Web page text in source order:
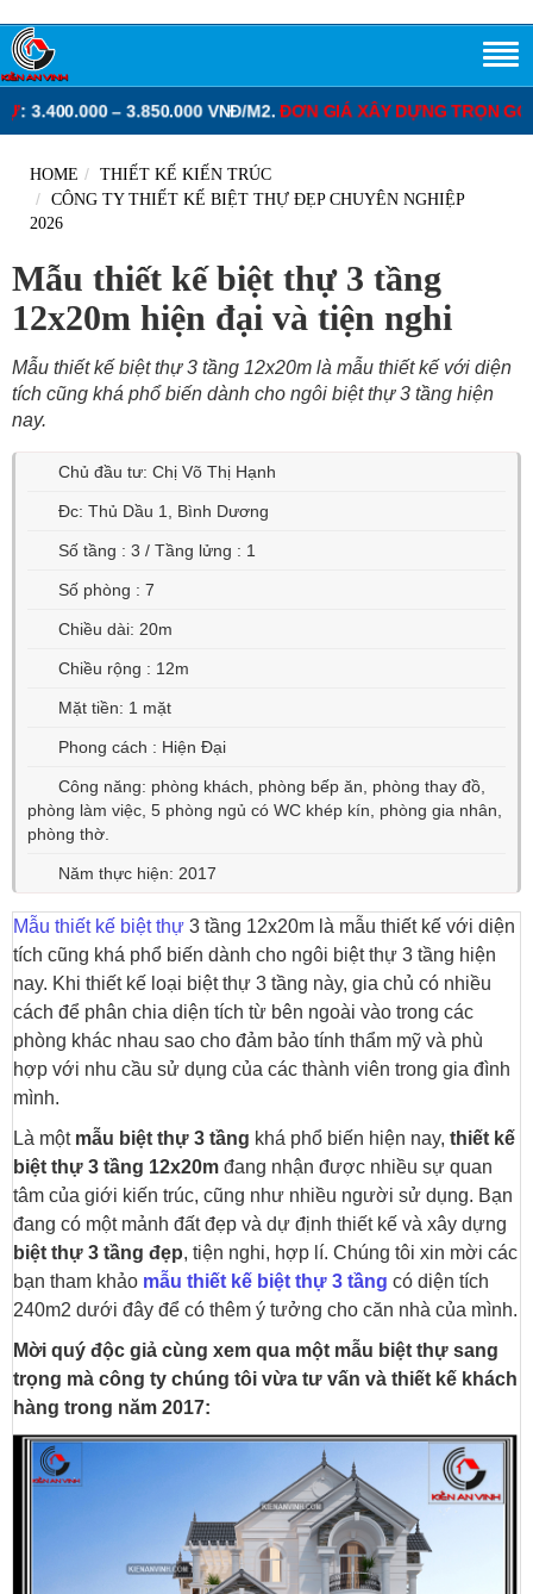
VNĐ/M2.ĐƠN GIÁ XÂY DỰNG TRỌN GÓI NHÀ PHỐ TỪ:
HOME
THIẾT KẾ KIẾN TRÚC
CÔNG TY THIẾT KẾ BIỆT THỰ ĐẸP CHUYÊN NGHIỆP
2026
Mẫu thiết kế biệt thự 3 tầng
12x20m hiện đại và tiện nghi
Mẫu thiết kế biệt thự 3 tầng 12x20m là mẫu thiết kế với diện
tích cũng khá phổ biến dành cho ngôi biệt thự 3 tầng hiện
nay.
Chủ đầu tư: Chị Võ Thị Hạnh
Đc: Thủ Dầu 1, Bình Dương
Số tầng : 3 / Tầng lửng : 1
Số phòng : 7
Chiều dài: 20m
Chiều rộng : 12m
Mặt tiền: 1 mặt
Phong cách : Hiện Đại
Công năng: phòng khách, phòng bếp ăn, phòng thay đồ,
phòng làm việc, 5 phòng ngủ có WC khép kín, phòng gia nhân,
phòng thờ.
Năm thực hiện: 2017
Mẫu thiết kế biệt thự 3 tầng 12x20m là mẫu thiết kế với diện
tích cũng khá phổ biến dành cho ngôi biệt thự 3 tầng hiện
nay. Khi thiết kế loại biệt thự 3 tầng này, gia chủ có nhiều
cách để phân chia diện tích từ bên ngoài vào trong các
phòng khác nhau sao cho đảm bảo tính thẩm mỹ và phù
hợp với nhu cầu sử dụng của các thành viên trong gia đình
mình.
Là một mẫu biệt thự 3 tầng khá phổ biến hiện nay, thiết kế
biệt thự 3 tầng 12x20m đang nhận được nhiều sự quan
tâm của giới kiến trúc, cũng như nhiều người sử dụng. Bạn
đang có một mảnh đất đẹp và dự định thiết kế và xây dựng
biệt thự 3 tầng đẹp, tiện nghi, hợp lí. Chúng tôi xin mời các
bạn tham khảo mẫu thiết kế biệt thự 3 tầng có diện tích
240m2 dưới đây để có thêm ý tưởng cho căn nhà của mình.
Mời quý độc giả cùng xem qua một mẫu biệt thự sang
trọng mà công ty chúng tôi vừa tư vấn và thiết kế khách
hàng trong năm 2017: